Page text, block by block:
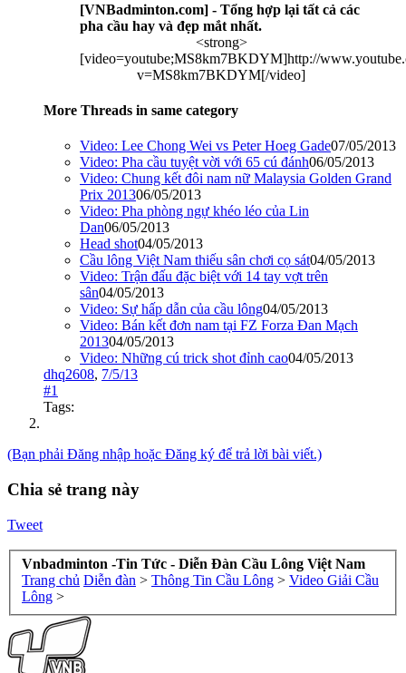
[VNBadminton.com] - Tổng hợp lại tất cả các
pha cầu hay và đẹp mắt nhất.
<strong>
[video=youtube;MS8km7BKDYM]http://
v=MS8km7BKDYM[/video]​
More Threads in same category
Video: Lee Chong Wei vs Peter Hoeg Gade07/05/2013
Video: Pha cầu tuyệt vời với 65 cú đánh06/05/2013
Video: Chung kết đôi nam nữ Malaysia Golden Grand
Prix 201306/05/2013
Video: Pha phòng ngự khéo léo của Lin
Dan06/05/2013
Head shot04/05/2013
Cầu lông Việt Nam thiếu sân chơi cọ sát04/05/2013
Video: Trận đấu đặc biệt với 14 tay vợt trên
sân04/05/2013
Video: Sự hấp dẫn của cầu lông04/05/2013
Video: Bán kết đơn nam tại FZ Forza Đan Mạch
201304/05/2013
Video: Những cú trick shot đỉnh cao04/05/2013
dhq2608, 7/5/13
#1
Tags:
(Bạn phải Đăng nhập hoặc Đăng ký để trả lời bài viết.)
Chia sẻ trang này
Tweet
Vnbadminton -Tin Tức - Diễn Đàn Cầu Lông Việt Nam
Trang chủ Diễn đàn > Thông Tin Cầu Lông > Video Giải Cầu
Lông >